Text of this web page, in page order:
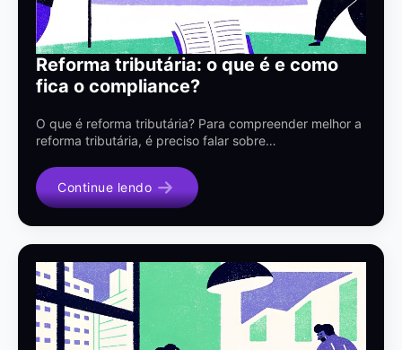
Reforma tributária: o que é e como
fica o compliance?
O que é reforma tributária? Para compreender melhor a
reforma tributária, é preciso falar sobre…
Continue lendo